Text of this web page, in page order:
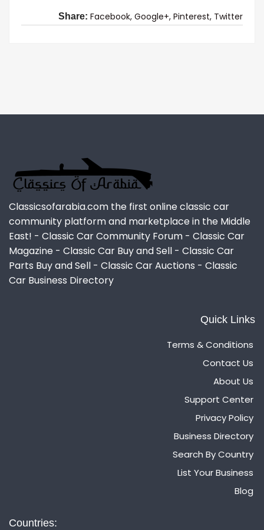
Share: Facebook, Google+, Pinterest, Twitter
Classicsofarabia.com the first online classic car
community platform and marketplace in the Middle
East! - Classic Car Community Forum - Classic Car
Magazine - Classic Car Buy and Sell - Classic Car
Parts Buy and Sell - Classic Car Auctions - Classic
Car Business Directory
Quick Links
Terms & Conditions
Contact Us
About Us
Support Center
Privacy Policy
Business Directory
Search By Country
List Your Business
Blog
Countries: